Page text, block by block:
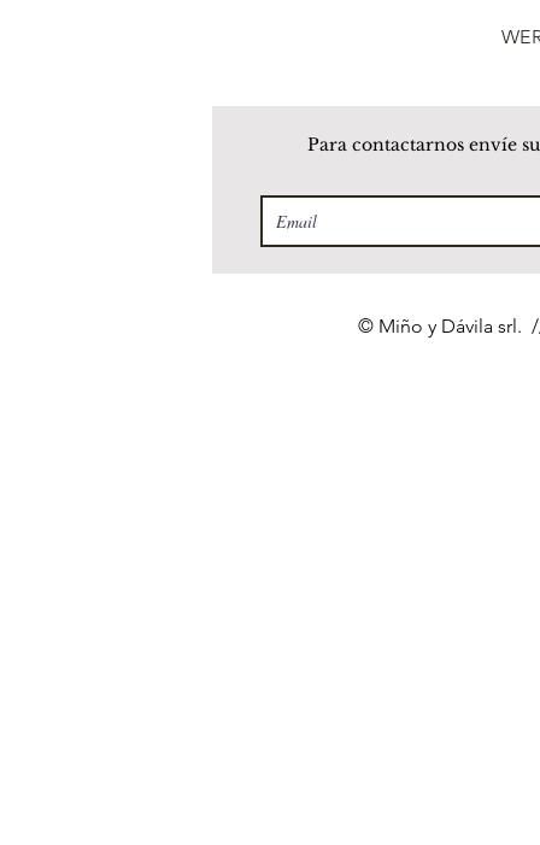
Para contactarnos envíe
© Miño y Dávila srl.